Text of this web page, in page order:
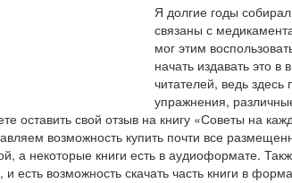
Я долгие годы
связаны с
мог этим
начать издавать это в
читателей, ведь
упражнения,
оставить свой отзыв на книгу «Советы на
возможность купить почти все
а некоторые книги есть в аудиоформате.
и есть возможность скачать часть книги в